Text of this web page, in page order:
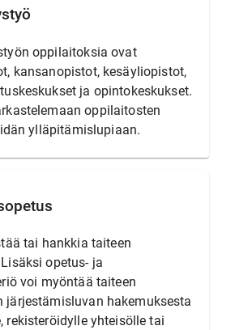
oppilaitoksia ovat
kansanopistot, kesäyliopistot,
ja opintokeskukset.
oppilaitosten
ylläpitämislupiaan.
tai hankkia taiteen
opetus- ja
voi myöntää taiteen
järjestämisluvan hakemuksesta
rekisteröidylle yhteisölle tai